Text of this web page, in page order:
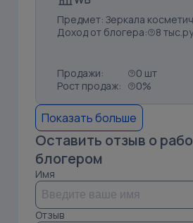
Предмет: Зеркала
Доход от блогера:
8
Продажи:
0 шт
Рост продаж:
0%
Показать больше
Оставить отзыв о
блогером
Имя
Отзыв